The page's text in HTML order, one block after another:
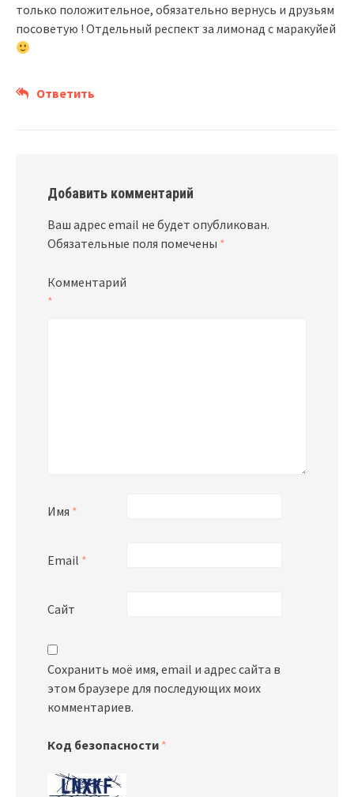
только положительное, обязательно вернусь и друзьям
посоветую ! Отдельный респект за лимонад с маракуйей
Ответить
Добавить комментарий
Ваш адрес email не будет опубликован.
Обязательные поля помечены *
Комментарий
*
Имя *
Email *
Сайт
Сохранить моё имя, email и адрес сайта в
этом браузере для последующих моих
комментариев.
Код безопасности *